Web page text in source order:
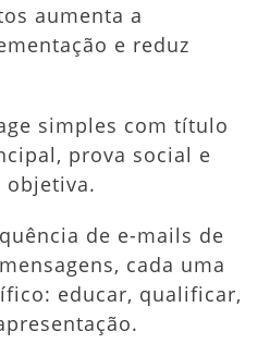
aumenta a
e reduz
simples com título
prova social e
objetiva.
de e-mails de
cada uma
educar, qualificar,